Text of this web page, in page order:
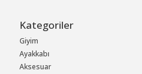
Kategoriler
Giyim
Ayakkabı
Aksesuar